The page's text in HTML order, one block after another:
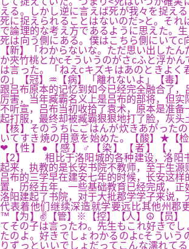
える。しかし逆に言えば死が我々を捉え
死に捉えられることはないのだ>と。それ
で論理的な考え方であるように思えた。
死は向う側にある。僕はこちら側にいてc
【新】「わからないな。ただ思い出したん
か夾竹桃とかcそういうのがさcふと浮かん
は言った。「ねえcキズキはあのときよく
の」【冠】♒【病】「離れないよ」【
跟吕布原本的记忆到如今已经完全融合了，
厉害，当年臧霸名义上是吕布的部将，但实
不听宣，吕布当初收拾了袁术，原本是准备
起打服，最终却被臧霸狠狠地打了脸，灰头
【核】そのうちにごはんが炊きあがった
いてすき焼の用意を始めた。【酸】★【
❤【性】●【感】♂【染】【者】【，
【2】 相比于洛阳城的各种建设，洛阳
起来，执教的是长安书院不教师，至于生源
吕布的三学早在建安七年的时候，长安这样
置，历经五年，一些基础教育已经完成，正
洛阳建起了书院，对于大批郡学学子来说，
代表着他们继续深造就学要远比其他州郡
™【为】✌【管】※【控】【人】☮【员】
てその子は言ったわ。先生もこれ好きでし
たのよ。好きでしょわかるのよcそういう
りずっといいでしょだってこんな濡れて